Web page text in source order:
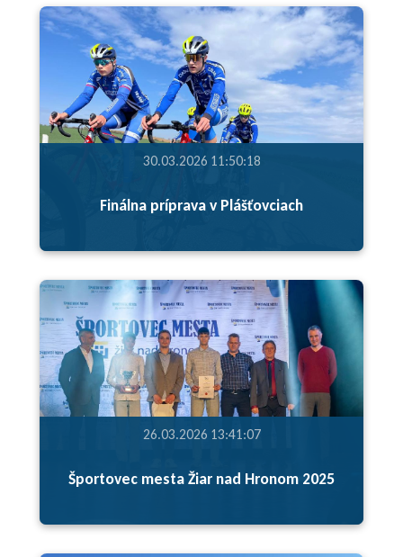
30.03.2026 11:50:18
Finálna príprava v Plášťovciach
26.03.2026 13:41:07
Športovec mesta Žiar nad Hronom 2025